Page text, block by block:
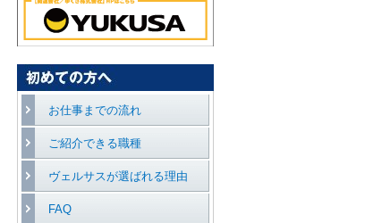
お仕事までの流れ
ご紹介できる職種
ヴェルサスが選ばれる理由
FAQ